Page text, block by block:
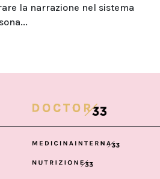
la narrazione nel sistema